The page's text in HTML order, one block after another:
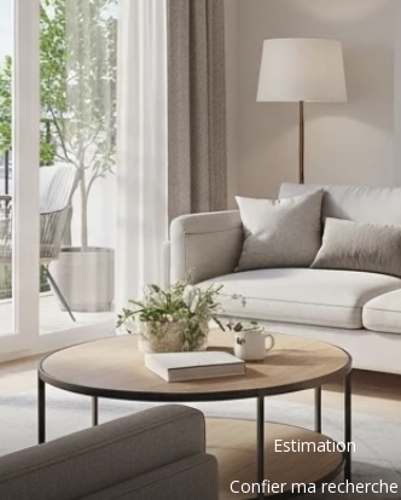
Estimation
Confier ma recherche